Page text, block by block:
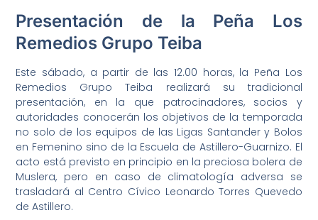
Presentación de la Peña Los
Remedios Grupo Teiba
Este sábado, a partir de las 12.00 horas, la Peña Los
Remedios Grupo Teiba realizará su tradicional
presentación, en la que patrocinadores, socios y
autoridades conocerán los objetivos de la temporada
no solo de los equipos de las Ligas Santander y Bolos
en Femenino sino de la Escuela de Astillero-Guarnizo. El
acto está previsto en principio en la preciosa bolera de
Muslera, pero en caso de climatología adversa se
trasladará al Centro Cívico Leonardo Torres Quevedo
de Astillero.